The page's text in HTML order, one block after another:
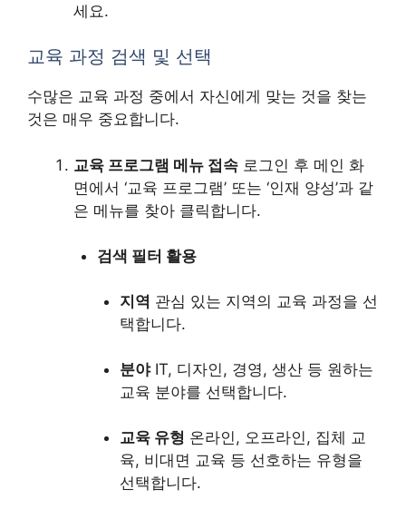
세요.
교육 과정 검색 및 선택
수많은 교육 과정 중에서 자신에게 맞는 것을 찾는
것은 매우 중요합니다.
교육 프로그램 메뉴 접속 로그인 후 메인 화
면에서 ‘교육 프로그램’ 또는 ‘인재 양성’과 같
은 메뉴를 찾아 클릭합니다.
검색 필터 활용
지역 관심 있는 지역의 교육 과정을 선
택합니다.
분야IT, 디자인, 경영, 생산 등 원하는
교육 분야를 선택합니다.
교육 유형 온라인, 오프라인, 집체 교
육, 비대면 교육 등 선호하는 유형을
선택합니다.